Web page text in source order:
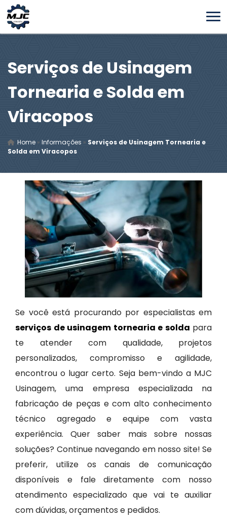
Serviços de Usinagem
Tornearia e Solda em
Viracopos
Home » Informações » Serviços de Usinagem Tornearia e
Solda em Viracopos
Se você está procurando por especialistas em
serviços de usinagem tornearia e solda para
te atender com qualidade, projetos
personalizados, compromisso e agilidade,
encontrou o lugar certo. Seja bem-vindo a MJC
Usinagem, uma empresa especializada na
fabricação de peças e com alto conhecimento
técnico agregado e equipe com vasta
experiência. Quer saber mais sobre nossas
soluções? Continue navegando em nosso site! Se
preferir, utilize os canais de comunicação
disponíveis e fale diretamente com nosso
atendimento especializado que vai te auxiliar
com dúvidas, orçamentos e pedidos.